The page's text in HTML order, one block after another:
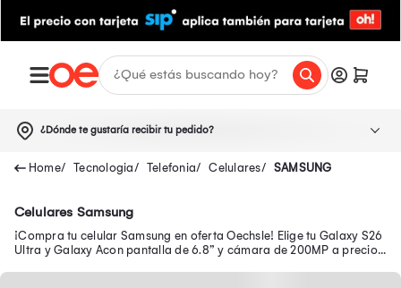
¿Dónde te gustaría recibir tu pedido?
Tecnologia Telefonia Celulares SAMSUNG
Celulares Samsung
¡Compra tu celular Samsung en oferta Oechsle! Elige tu Galaxy S26
Ultra y Galaxy Acon pantalla de 6.8” y cámara de 200MP a precios